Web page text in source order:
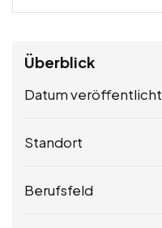
Überblick
Datum veröffentlicht
Standort
Berufsfeld